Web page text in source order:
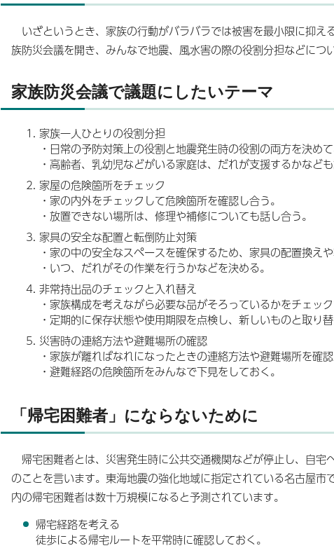
いざというとき、家族の行動がバラバラでは被害を最小限に抑え
族防災会議を開き、みんなで地震、風水害の際の役割分担などにつ
家族防災会議で議題にしたいテーマ
家族一人ひとりの役割分担
・日常の予防対策上の役割と地震発生時の役割の両方を決めて
・高齢者、乳幼児などがいる家庭は、だれが支援するかなども
家屋の危険箇所をチェック
・家の内外をチェックして危険箇所を確認し合う。
・放置できない場所は、修理や補修についても話し合う。
家具の安全な配置と転倒防止対策
・家の中の安全なスペースを確保するため、家具の配置換え
・いつ、だれがその作業を行うかなどを決める。
非常持出品のチェックと入れ替え
・家族構成を考えながら必要な品がそろっているかをチェック
・定期的に保存状態や使用期限を点検し、新しいものと取り替
災害時の連絡方法や避難場所の確認
・家族が離ればなれになったときの連絡方法や避難場所を確認
・避難経路の危険箇所をみんなで下見をしておく。
「帰宅困難者」にならないために
帰宅困難者とは、災害発生時に公共交通機関などが停止し、自宅
のことを言います。東海地震の強化地域に指定されている名古屋市
内の帰宅困難者は数十万規模になると予測されています。
帰宅経路を考える
徒歩による帰宅ルートを平常時に確認しておく。